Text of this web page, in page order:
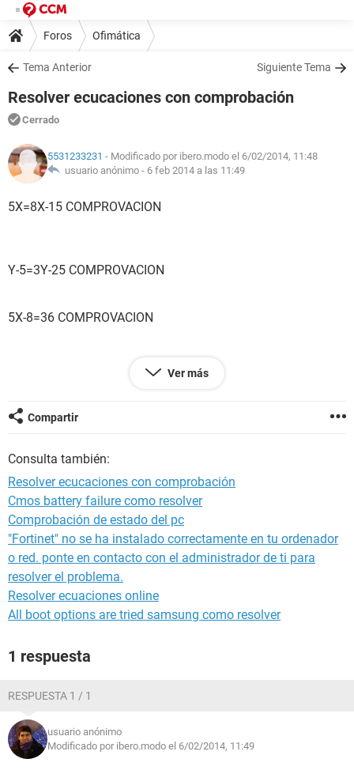
Foros Ofimática
Tema Anterior Siguiente Tema
Resolver ecucaciones con comprobación
Cerrado
5531233231 - Modificado por ibero.modo el 6/02/2014, 11:48
usuario anónimo - 6 feb 2014 a las 11:49
5X=8X-15 COMPROVACION
Y-5=3Y-25 COMPROVACION
5X-8=36 COMPROVACION
3X+5X=3 COMPROVACION
9X+4=16 COMPROVACION
NUMEROS ENTEROS LAS 3 ULTIMAS SON EN FRACCION.
GRACIAS BYE
Ver más
Compartir
Consulta también:
Resolver ecucaciones con comprobación
Cmos battery failure como resolver
Comprobación de estado del pc
"Fortinet" no se ha instalado correctamente en tu ordenador
o red. ponte en contacto con el administrador de ti para
resolver el problema.
Resolver ecuaciones online
All boot options are tried samsung como resolver
1 respuesta
RESPUESTA 1 / 1
usuario anónimo
Modificado por ibero.modo el 6/02/2014, 11:49